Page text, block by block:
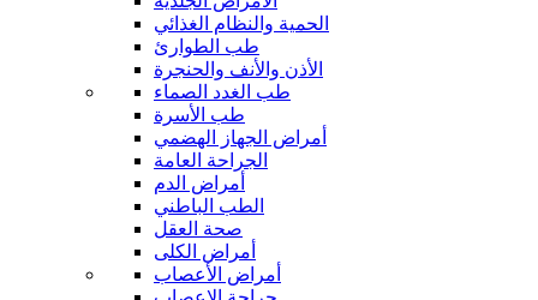
الحمية والنظام الغذائي
طب الطوارئ
الأذن والأنف والحنجرة
طب الغدد الصماء
طب الأسرة
أمراض الجهاز الهضمي
الجراحة العامة
أمراض الدم
الطب الباطني
صحة العقل
أمراض الكلى
أمراض الأعصاب